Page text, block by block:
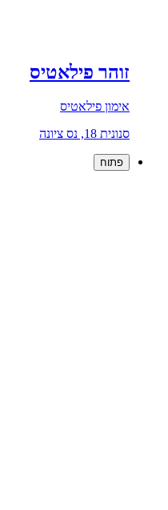
זוהר פילאטיס
אימון פילאטיס
סנונית 18, נס ציונה
פתוח